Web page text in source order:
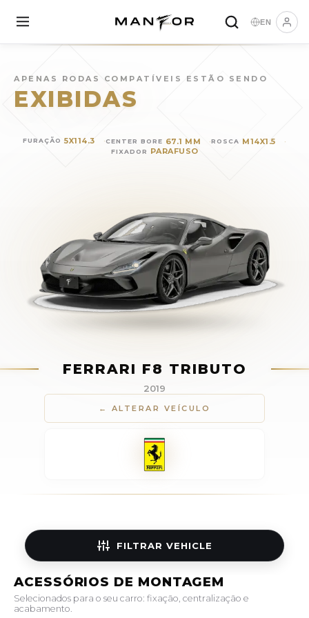
EN
APENAS RODAS COMPATÍVEIS ESTÃO SENDO
EXIBIDAS
FURAÇÃO 5X114.3 CENTER BORE 67.1 MM ROSCA M14X1.5
FIXADOR PARAFUSO
FERRARI F8 TRIBUTO
2019
← ALTERAR VEÍCULO
FILTRAR VEHICLE
ACESSÓRIOS DE MONTAGEM
Selecionados para o seu carro: fixação, centralização e
acabamento.